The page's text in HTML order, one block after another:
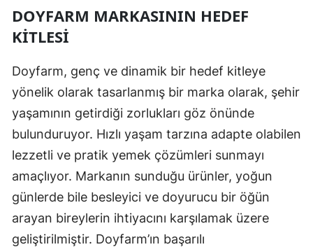
DOYFARM MARKASININ HEDEF
KITLESI
Doyfarm, genç ve dinamik bir hedef kitleye
yönelik olarak tasarlanmış bir marka olarak, şehir
yaşamının getirdiği zorlukları göz önünde
bulunduruyor. Hızlı yaşam tarzına adapte olabilen
lezzetli ve pratik yemek çözümleri sunmayı
amaçlıyor. Markanın sunduğu ürünler, yoğun
günlerde bile besleyici ve doyurucu bir öğün
arayan bireylerin ihtiyacını karşılamak üzere
geliştirilmiştir. Doyfarm’ın başarılı